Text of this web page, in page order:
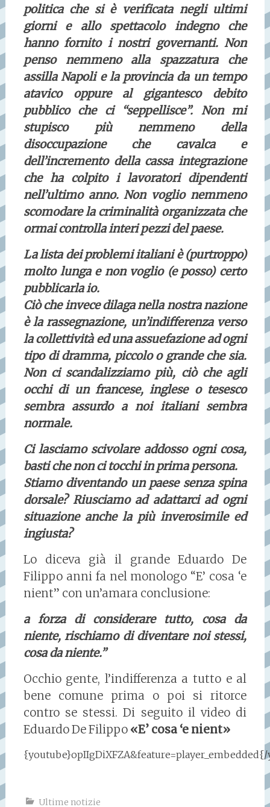
politica che si è verificata negli ultimi
giorni e allo spettacolo indegno che
hanno fornito i nostri governanti. Non
penso nemmeno alla spazzatura che
assilla Napoli e la provincia da un tempo
atavico oppure al gigantesco debito
pubblico che ci “seppellisce”. Non mi
stupisco più nemmeno della
disoccupazione che cavalca e
dell’incremento della cassa integrazione
che ha colpito i lavoratori dipendenti
nell’ultimo anno. Non voglio nemmeno
scomodare la criminalità organizzata che
ormai controlla interi pezzi del paese.
La lista dei problemi italiani è (purtroppo)
molto lunga e non voglio (e posso) certo
pubblicarla io.
Ciò che invece dilaga nella nostra nazione
è la rassegnazione, un’indifferenza verso
la collettività ed una assuefazione ad ogni
tipo di dramma, piccolo o grande che sia.
Non ci scandalizziamo più, ciò che agli
occhi di un francese, inglese o tesesco
sembra assurdo a noi italiani sembra
normale.
Ci lasciamo scivolare addosso ogni cosa,
basti che non ci tocchi in prima persona.
Stiamo diventando un paese senza spina
dorsale? Riusciamo ad adattarci ad ogni
situazione anche la più inverosimile ed
ingiusta?
Lo diceva già il grande Eduardo De
Filippo anni fa nel monologo “E’ cosa ‘e
nient” con un’amara conclusione:
a forza di considerare tutto, cosa da
niente, rischiamo di diventare noi stessi,
cosa da niente.”
Occhio gente, l’indifferenza a tutto e al
bene comune prima o poi si ritorce
contro se stessi. Di seguito il video di
Eduardo De Filippo «E’ cosa ‘e nient»
Ultime notizie